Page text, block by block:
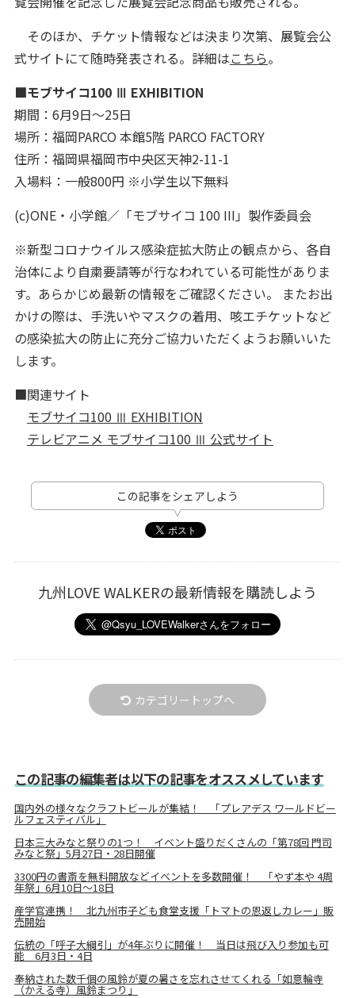
そのほか、チケット情報などは決まり次第、展覧会公
式サイトにて随時発表される。詳細はこちら。
■モブサイコ100 Ⅲ EXHIBITION
期間：6月9日〜25日
場所：福岡PARCO 本館5階 PARCO FACTORY
住所：福岡県福岡市中央区天神2-11-1
入場料：一般800円 ※小学生以下無料
(c)ONE・小学館／「モブサイコ 100 III」製作委員会
※新型コロナウイルス感染症拡大防止の観点から、各自
治体により自粛要請等が行なわれている可能性がありま
す。あらかじめ最新の情報をご確認ください。 またお出
かけの際は、手洗いやマスクの着用、咳エチケットなど
の感染拡大の防止に充分ご協力いただくようお願いいた
します。
■関連サイト
モブサイコ100 Ⅲ EXHIBITION
テレビアニメ モブサイコ100 Ⅲ 公式サイト
この記事をシェアしよう
九州LOVE WALKERの最新情報を購読しよう
カテゴリートップへ
この記事の編集者は以下の記事をオススメしています
国内外の様々なクラフトビールが集結！ 「プレアデス ワールドビー
ルフェスティバル」
日本三大みなと祭りの1つ！ イベント盛りだくさんの「第78回 門司
みなと祭」5月27日・28日開催
3300円の書斎を無料開放などイベントを多数開催！ 「やず本や 4周
年祭」6月10日〜18日
産学官連携！ 北九州市子ども食堂支援「トマトの恩返しカレー」販
売開始
伝統の「呼子大綱引」が4年ぶりに開催！ 当日は飛び入り参加も可
能 6月3日・4日
奉納された数千個の風鈴が夏の暑さを忘れさせてくれる「如意輪寺
（かえる寺）風鈴まつり」